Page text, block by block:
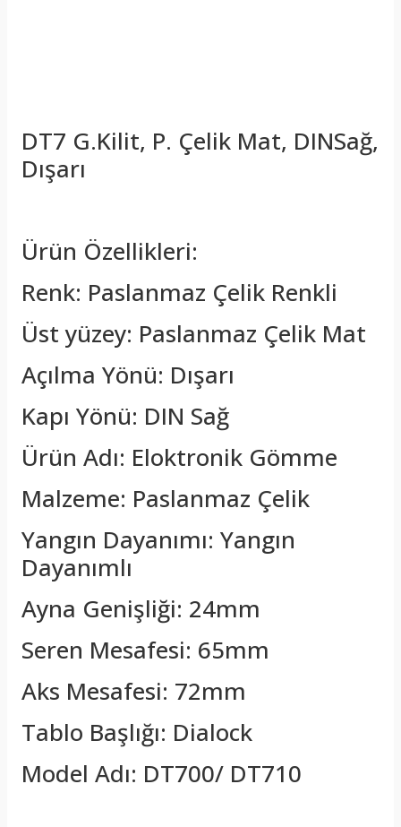
DT7 G.Kilit, P. Çelik Mat, DINSağ,
Dışarı
Ürün Özellikleri:
Renk: Paslanmaz Çelik Renkli
Üst yüzey: Paslanmaz Çelik Mat
Açılma Yönü: Dışarı
Kapı Yönü: DIN Sağ
Ürün Adı: Eloktronik Gömme
Malzeme: Paslanmaz Çelik
Yangın Dayanımı: Yangın
Dayanımlı
Ayna Genişliği: 24mm
Seren Mesafesi: 65mm
Aks Mesafesi: 72mm
Tablo Başlığı: Dialock
Model Adı: DT700/ DT710